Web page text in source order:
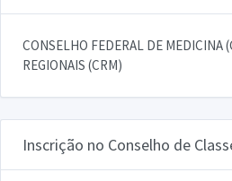
CONSELHO FEDERAL DE MEDICINA
REGIONAIS (CRM)
Inscrição no Conselho de